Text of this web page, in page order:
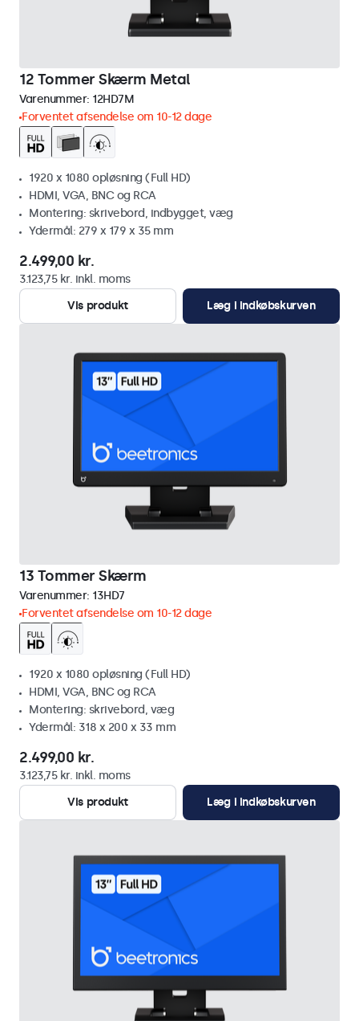
12 Tommer Skærm Metal
Varenummer: 12HD7M
Forventet afsendelse om 10-12 dage
1920 x 1080 opløsning (Full HD)
HDMI, VGA, BNC og RCA
Montering: skrivebord, indbygget, væg
Ydermål: 279 x 179 x 35 mm
2.499,00 kr.
3.123,75 kr. inkl. moms
Vis produkt
Læg i indkøbskurven
13 Tommer Skærm
Varenummer: 13HD7
Forventet afsendelse om 10-12 dage
1920 x 1080 opløsning (Full HD)
HDMI, VGA, BNC og RCA
Montering: skrivebord, væg
Ydermål: 318 x 200 x 33 mm
2.499,00 kr.
3.123,75 kr. inkl. moms
Vis produkt
Læg i indkøbskurven